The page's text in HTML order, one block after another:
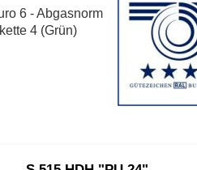
6 - Abgasnorm
4 (Grün)